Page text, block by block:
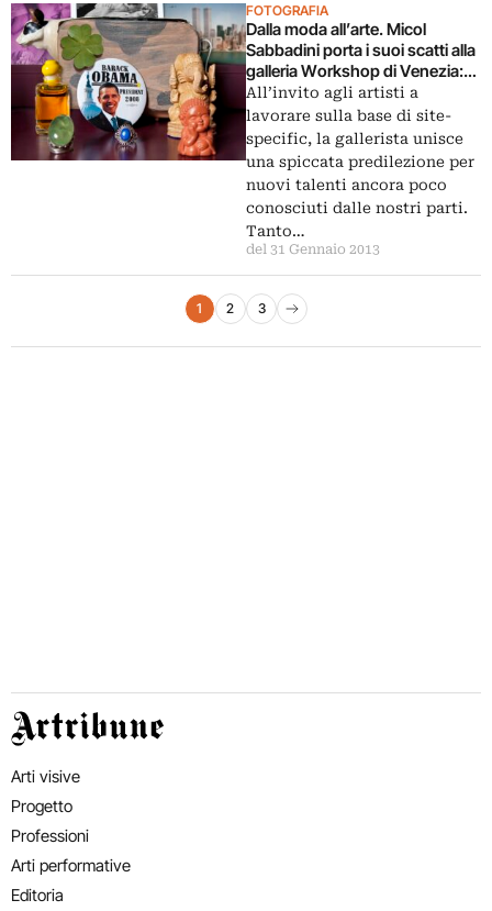
FOTOGRAFIA
Dalla moda all’arte. Micol
Sabbadini porta i suoi scatti alla
galleria Workshop di Venezia:
un breve sguardo agli effetti del
glamour sull’obbiettivo
All’invito agli artisti a
lavorare sulla base di site-
specific, la gallerista unisce
una spiccata predilezione per
nuovi talenti ancora poco
conosciuti dalle nostri parti.
Tanto…
del 31 Gennaio 2013
Paginazione degli articoli
1 2 3
Pagina successiva
Artribune
Arti visive
Progetto
Professioni
Arti performative
Editoria